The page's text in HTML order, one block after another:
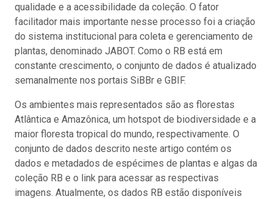
qualidade e a acessibilidade da coleção. O fator
facilitador mais importante nesse processo foi a criação
do sistema institucional para coleta e gerenciamento de
plantas, denominado JABOT. Como o RB está em
constante crescimento, o conjunto de dados é atualizado
semanalmente nos portais SiBBr e GBIF.
Os ambientes mais representados são as florestas
Atlântica e Amazônica, um hotspot de biodiversidade e a
maior floresta tropical do mundo, respectivamente. O
conjunto de dados descrito neste artigo contém os
dados e metadados de espécimes de plantas e algas da
coleção RB e o link para acessar as respectivas
imagens. Atualmente, os dados RB estão disponíveis